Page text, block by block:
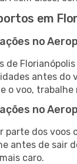
em
no
de
antes do
o voo,
no
parte dos voos
antes de sair
caro.